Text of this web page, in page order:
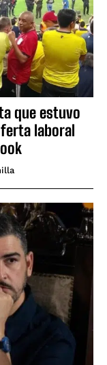
que estuvo
laboral